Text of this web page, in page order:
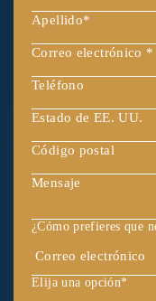
¿Cómo prefieres que
Elija una opción*